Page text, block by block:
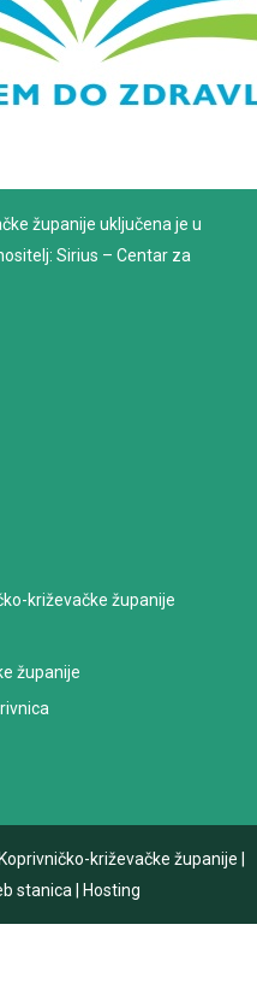
županije uključena je u
Sirius – Centar za
križevačke županije
županije
križevačke županije
stanica Hosting